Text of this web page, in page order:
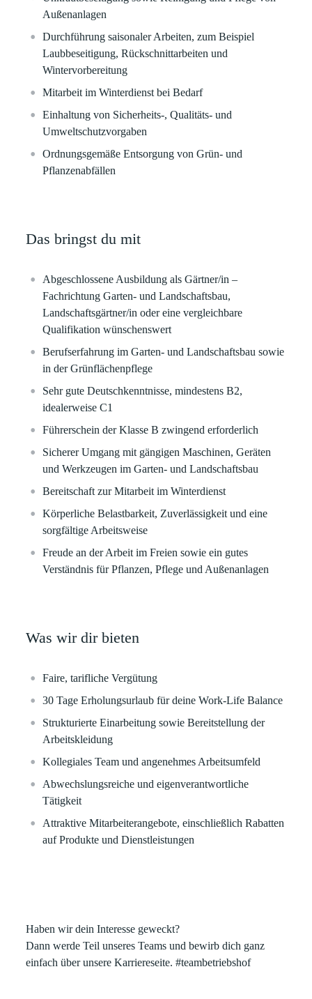
Außenanlagen
Durchführung saisonaler Arbeiten, zum Beispiel
Laubbeseitigung, Rückschnittarbeiten und
Wintervorbereitung
Mitarbeit im Winterdienst bei Bedarf
Einhaltung von Sicherheits-, Qualitäts- und
Umweltschutzvorgaben
Ordnungsgemäße Entsorgung von Grün- und
Pflanzenabfällen
Das bringst du mit
Abgeschlossene Ausbildungals Gärtner/in –
Fachrichtung Garten- und Landschaftsbau,
Landschaftsgärtner/in oder eine vergleichbare
Qualifikation wünschenswert
Berufserfahrung im Garten- und Landschaftsbau sowie
in der Grünflächenpflege
Sehr gute Deutschkenntnisse, mindestens B2,
idealerweise C1
Führerschein der Klasse B zwingend erforderlich
Sicherer Umgang mit gängigen Maschinen, Geräten
und Werkzeugen im Garten- und Landschaftsbau
Bereitschaft zur Mitarbeit im Winterdienst
Körperliche Belastbarkeit, Zuverlässigkeit und eine
sorgfältige Arbeitsweise
Freude an der Arbeit im Freien sowie ein gutes
Verständnis für Pflanzen, Pflege und Außenanlagen
Was wir dir bieten
Faire,tarifliche Vergütung
30 Tage Erholungsurlaub für deine Work-Life Balance
Strukturierte Einarbeitung sowie Bereitstellung der
Arbeitskleidung
Kollegiales Team und angenehmes Arbeitsumfeld
Abwechslungsreiche und eigenverantwortliche
Tätigkeit
Attraktive Mitarbeiterangebote, einschließlich Rabatten
auf Produkte und Dienstleistungen
Haben wir dein Interesse geweckt?
Dann werde Teil unseres Teams und bewirb dich ganz
einfach über unsere Karriereseite.#teambetriebshof